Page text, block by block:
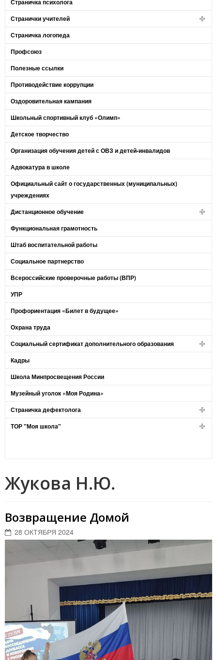
Страничка психолога
Странички учителей
Страничка логопеда
Профсоюз
Полезные ссылки
Противодействие коррупции
Оздоровительная кампания
Школьный спортивный клуб «Олимп»
Детское творчество
Организация обучения детей с ОВЗ и детей-инвалидов
Адвокатура в школе
Официальный сайт о государственных (муниципальных)
учреждениях
Дистанционное обучение
Функциональная грамотность
Штаб воспитательной работы
Социальное партнерство
Всероссийские проверочные работы (ВПР)
УПР
Профориентация «Билет в будущее»
Охрана труда
Социальный сертификат дополнительного образования
Кадры
Школа Минпросвещения России
Музейный уголок «Моя Родина»
Страничка дефектолога
ТОР "Моя школа"
Жукова Н.Ю.
Возвращение Домой
28 ОКТЯБРЯ 2024